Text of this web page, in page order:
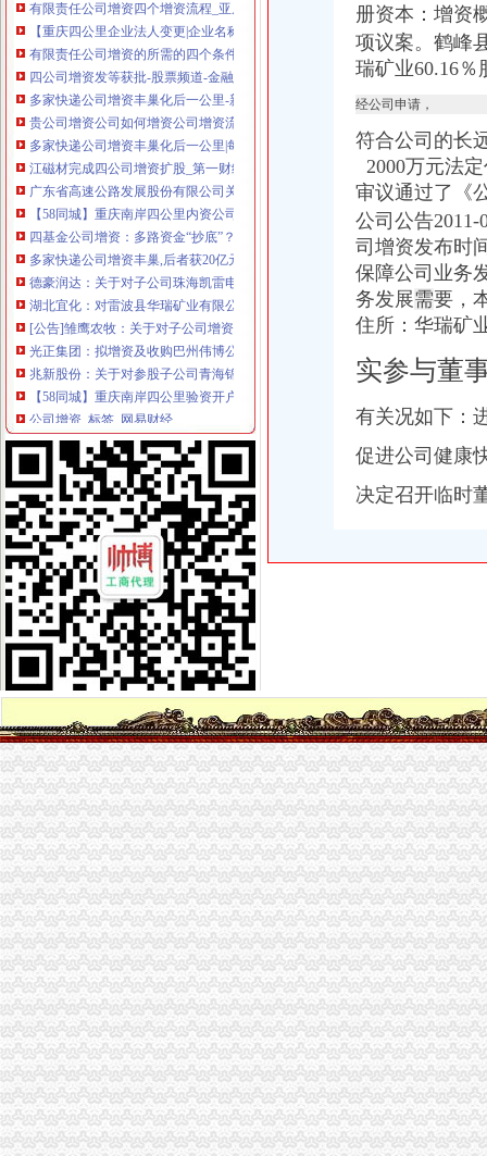
【重庆四公里企业法人变更|企业名称变更|企业地址变更】-重庆赶集网
有限责任公司增资的所需的四个条件_搜狐科技_搜狐网
四公司增资发等获批-股票频道-金融界
多家快递公司增资丰巢化后一公里-新北洋（002376）-股票行中
贵公司增资公司如何增资公司增资流程_贵州金诚誉财税管理有限
多家快递公司增资丰巢化后一公里|每经App
江磁材完成四公司增资扩股_第一财经
广东省高速公路发展股份有限公司关于向佛开高速公路有限公司增资扩
【58同城】重庆南岸四公里内资公司注册服务_内资公司注册代理_内资
四基金公司增资：多路资金“抄底”？_第一财经
多家快递公司增资丰巢,后者获20亿元融资|钛快讯_搜狐财经_搜狐网
德豪润达：关于对子公司珠海凯雷电机有限公司增资的公告_德豪润达
湖北宜化：对雷波县华瑞矿业有限公司增资_湖北宜化（000422）股吧
[公告]雏鹰农牧：关于对子公司增资的公告-[中财网]
光正集团：拟增资及收购巴州伟博公路养护服务有限公司部分股权的可
兆新股份：关于对参股子公司青海锦泰钾肥有限公司进行增资的公告
【58同城】重庆南岸四公里验资开户服务_验资开户公司_验资开户办理
公司增资_标签_网易财经
四基金公司增资：多路资金抄底-基金频道-和讯网
中国铝业4家下属公司转股：拟引8家机构共增资126亿_凤凰财经
云南景谷林业股份有限公司关于向全资子公司进行增资的公告_网易新闻
中海集运关于深圳一海通全球供应链管理有限公司增资扩股暨本公司放
中国石化：关于中石化川气东送天然气管道有限公司增资引进投资者的
易世达（）-公司公告-易世达：关于公司增资海南亚希投资有限
今年以来信托公司增资潮起_网易新闻
【58同城】重庆南岸四公里资质证书办理_企业资质代理_资质代办机构
州信息全资子公司向全资孙公司增资4000万美元_TechWeb
【重庆四公里公司资质认证|企业资质认证|企业认证网】-重庆赶集网
今年以来信托公司增资潮起|信托_凤凰财经
智光电气：关于广州供电局有限公司拟增资南电能源综合利用股份有限
公司关于中石化川气东送天然气管道有限公司增资引进投资者的公告|
公司关于中石化川气东送天然气管道有限公司增资引进投资者的公告|
：大秦铁路关于收购山西太兴铁路有限责任公司70%股权并增
万马股份（002276）-公司公告-万马股份：关于使用募集资金对子公司
[关联交易]广汇股份（）关于向＂新疆新能源公司有限公司＂进
雏鹰农牧（002477）关于对子公司增资的公告_雏鹰农牧（002477）
威华股份增资四公司以落实募集资金投向-银行频道-和讯网
湖北宜化：对雷波县华瑞矿业有限公司增资_股票频道_同花顺财经
[关联交易]中工国际：关于向中白工业园区开发股份有限公司增资的关
四川泸天化股份有限公司董事会四届六次会议决议公告-基金频道-和讯网
泸天化：关于对宁夏捷美丰友化工有限公司增资的公告_证券之星
四川泸天化股份有限公司董事会四届六次会议决议公告-券频道-和讯网
四川泸天化股份有限公司董事会四届六次会议决议公告-券频道-和讯网
暴风镜增资获多家公司追捧虚拟现实受关注|暴风镜|虚拟现实_互联
[公司]珠海中富拟对四子公司增资合计4028万元-股票频道-和讯网
方大钢科技股份有限公司对控股子公司增资公告
【重庆四公里税务登记|税务登记证办理|代理税务登记】-重庆赶集网
深圳市兆新能源股份有限公司关于对参股子公司青海锦泰钾肥有限公
四公里公司增资
代办公司增资垫资验资实缴
册资本：增资
项议案。鹤峰
瑞矿业60.16％
经公司申请，
符合公司的长
2000万元法
审议通过了《
公司公告2011-
司增资发布时
保障公司业务
务发展需要，
住所：华瑞矿
实参与董
有关况如下：
促进公司健康
决定召开临时